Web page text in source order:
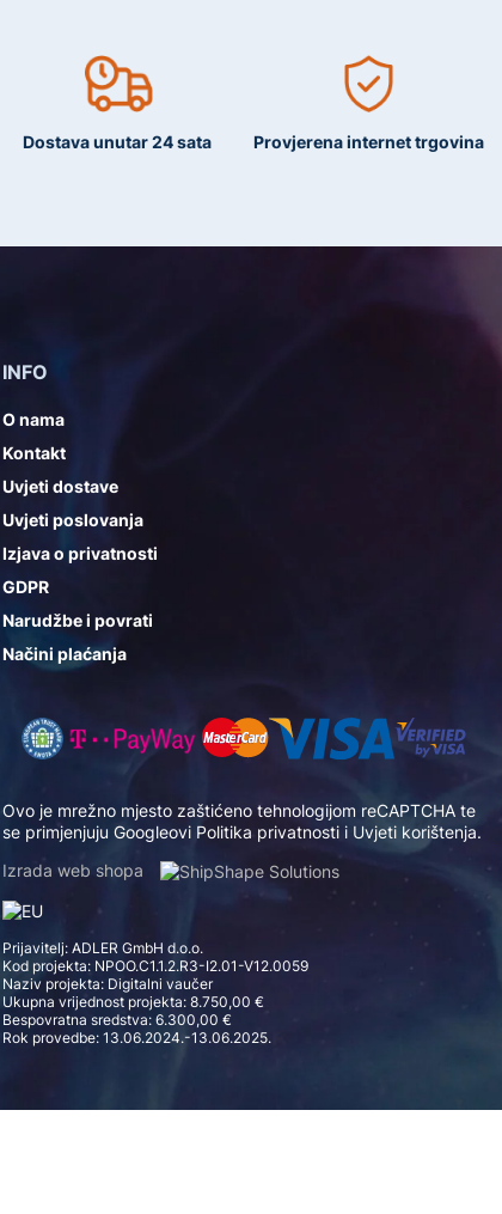
Dostava unutar 24 sata Provjerena internet trgovina
INFO
O nama
Kontakt
Uvjeti dostave
Uvjeti poslovanja
Izjava o privatnosti
GDPR
Narudžbe i povrati
Načini plaćanja
Ovo je mrežno mjesto zaštićeno tehnologijom reCAPTCHA te
se primjenjuju Googleovi Politika privatnosti i Uvjeti korištenja.
Izrada web shopa
Prijavitelj: ADLER GmbH d.o.o.
Kod projekta: NPOO.C1.1.2.R3-I2.01-V12.0059
Naziv projekta: Digitalni vaučer
Ukupna vrijednost projekta: 8.750,00 €
Bespovratna sredstva: 6.300,00 €
Rok provedbe: 13.06.2024.-13.06.2025.